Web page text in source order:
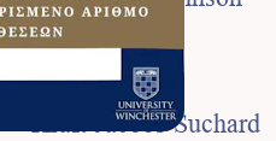
Jumbo
Intracom
Kraft Jacobs Suchard